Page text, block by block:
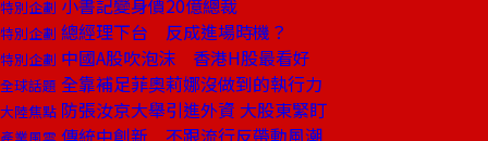
特別企劃 小書記變身價20億總裁
特別企劃 總經理下台 反成進場時機？
特別企劃 中國A股吹泡沫 香港H股最看好
全球話題 全靠補足菲奧莉娜沒做到的執行力
大陸焦點 防張汝京大舉引進外資 大股東緊盯
傳統中創新 不跟流行反帶動風潮